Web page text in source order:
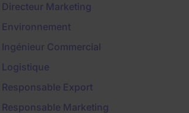
Directeur Marketing
Environnement
Ingénieur Commercial
Logistique
Responsable Export
Responsable Marketing